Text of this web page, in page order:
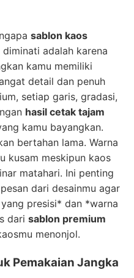
sablon kaos
adalah karena
kamu memiliki
detail dan penuh
setiap garis, gradasi,
hasil cetak tajam
kamu bayangkan.
bertahan lama. Warna
kusam meskipun kaos
matahari. Ini penting
dari desainmu agar
presisi* dan *warna
dari sablon premium
menonjol.
Pemakaian Jangka